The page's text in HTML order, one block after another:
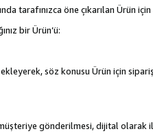
tarafınızca öne çıkarılan Ürün
bir Ürün’ü:
ekleyerek, söz konusu Ürün için
müşteriye gönderilmesi, dijital